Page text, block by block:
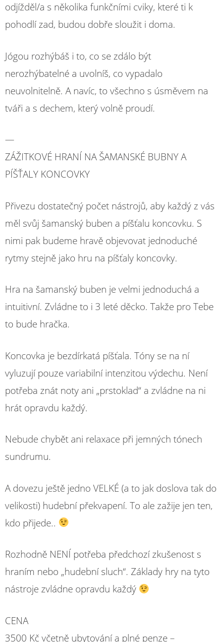
odjížděl/a s několika funkčními cviky, které ti k
pohodlí zad, budou dobře sloužit i doma.
Jógou rozhýbáš i to, co se zdálo být
nerozhýbatelné a uvolníš, co vypadalo
neuvolnitelně. A navíc, to všechno s úsměvem na
tváři a s dechem, který volně proudí.
—
ZÁŽITKOVÉ HRANÍ NA ŠAMANSKÉ BUBNY A
PÍŠŤALY KONCOVKY
Přivezu dostatečný počet nástrojů, aby každý z vás
měl svůj šamanský buben a píšťalu koncovku. S
nimi pak budeme hravě objevovat jednoduché
rytmy stejně jako hru na píšťaly koncovky.
Hra na šamanský buben je velmi jednoduchá a
intuitivní. Zvládne to i 3 leté děcko. Takže pro Tebe
to bude hračka.
Koncovka je bezdírkatá píšťala. Tóny se na ní
vyluzují pouze variabilní intenzitou výdechu. Není
potřeba znát noty ani „prstoklad“ a zvládne na ni
hrát opravdu každý.
Nebude chybět ani relaxace při jemných tónech
sundrumu.
A dovezu ještě jedno VELKÉ (a to jak doslova tak do
velikosti) hudební překvapení. To ale zažije jen ten,
kdo přijede..
Rozhodně NENÍ potřeba předchozí zkušenost s
hraním nebo „hudební sluch“. Základy hry na tyto
nástroje zvládne opravdu každý
CENA
3500 Kč včetně ubytování a plné penze –